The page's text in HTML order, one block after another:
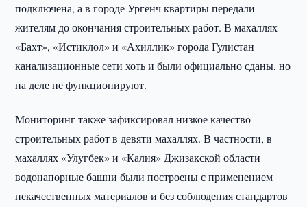
подключена, а в городе Ургенч квартиры передали
жителям до окончания строительных работ. В махаллях
«Бахт», «Истиклол» и «Ахиллик» города Гулистан
канализационные сети хоть и были официально сданы, но
на деле не функционируют.
Мониторинг также зафиксировал низкое качество
строительных работ в девяти махаллях. В частности, в
махаллях «Улугбек» и «Калия» Джизакской области
водонапорные башни были построены с применением
некачественных материалов и без соблюдения стандартов